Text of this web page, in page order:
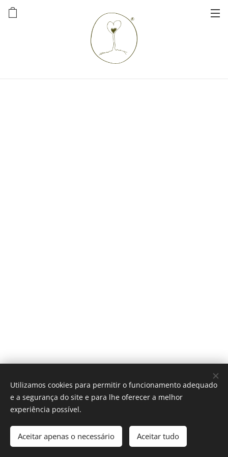
Política de Privacidade, Termos e Condições
© 2025 Todos os direitos reservados
Created with ♡ by MãeGuru ®
Cookies
Utilizamos cookies para permitir o funcionamento adequado
e a segurança do site e para lhe oferecer a melhor
experiência possível.
Aceitar apenas o necessário Aceitar tudo